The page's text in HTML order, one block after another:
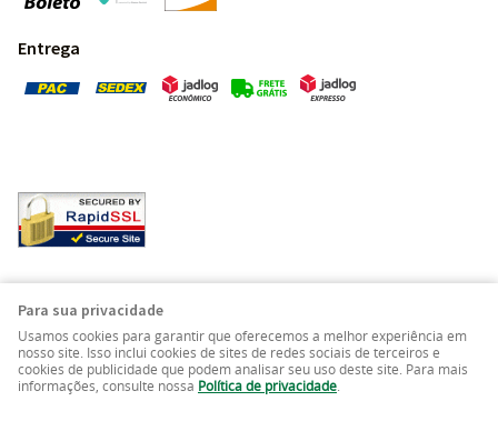
Entrega
LOJA VIRTUAL CRIADA POR
Para sua privacidade
Usamos cookies para garantir que oferecemos a melhor experiência em
nosso site. Isso inclui cookies de sites de redes sociais de terceiros e
cookies de publicidade que podem analisar seu uso deste site. Para mais
informações, consulte nossa Política de privacidade